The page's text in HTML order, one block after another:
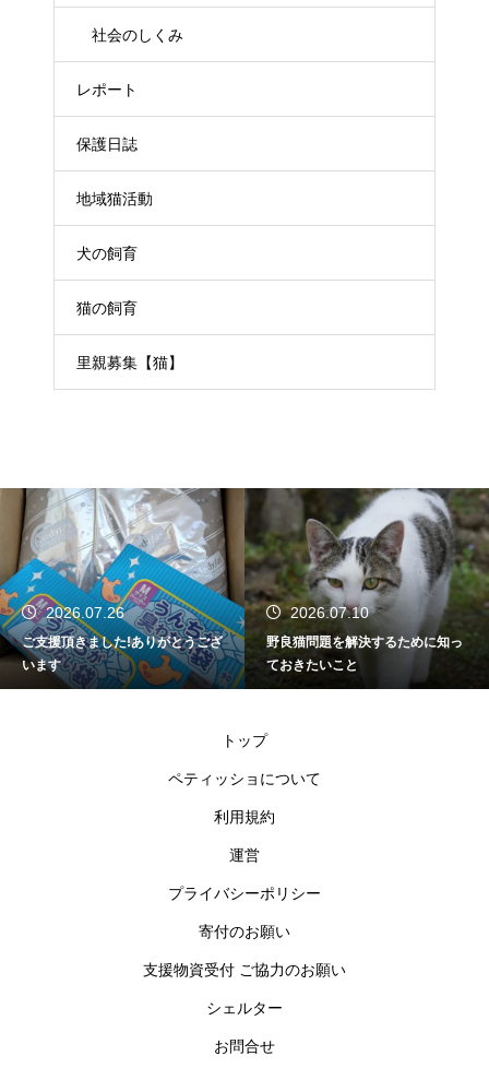
社会のしくみ
レポート
保護日誌
地域猫活動
犬の飼育
猫の飼育
里親募集【猫】
2026.07.26
ご支援頂きました!ありがとうござ
います
2026.07.10
野良猫問題を解決するために知っ
ておきたいこと
トップ
ペティッショについて
利用規約
運営
プライバシーポリシー
寄付のお願い
支援物資受付 ご協力のお願い
シェルター
お問合せ